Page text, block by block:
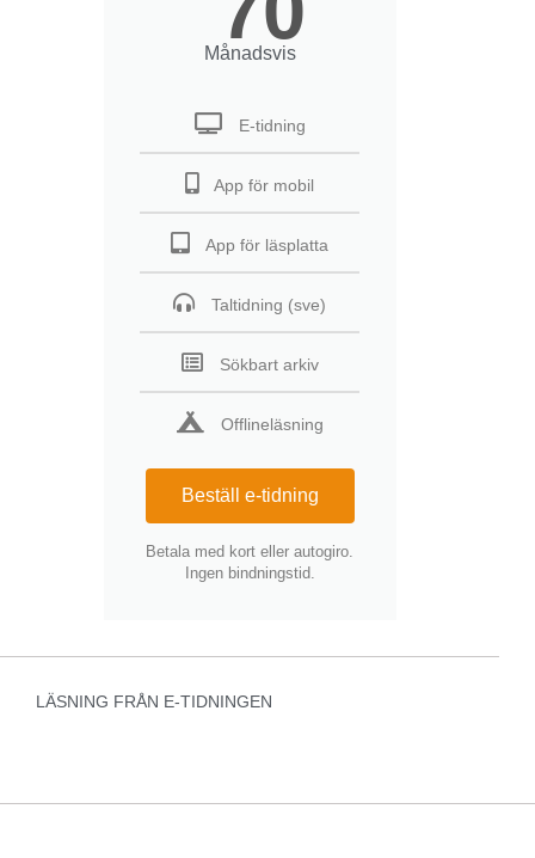
Månadsvis
E-tidning
App för mobil
App för läsplatta
Taltidning (sve)
Sökbart arkiv
Offlineläsning
Beställ e-tidning
Betala med kort eller autogiro.
Ingen bindningstid.
LÄSNING FRÅN E-TIDNINGEN